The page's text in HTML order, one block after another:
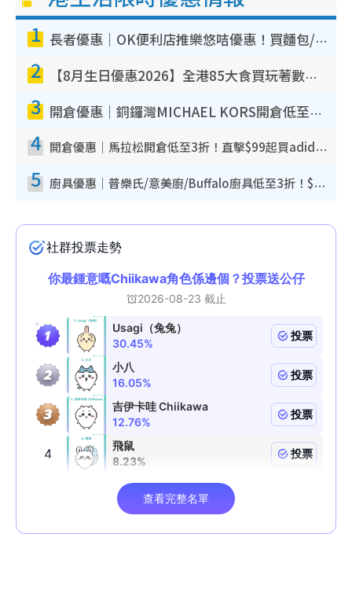
1 長者優惠｜OK便利店推樂悠咭優惠！買麵包/牛奶/保健品拍卡即減
2 【8月生日優惠2026】全港85大食買玩著數攻略 自助餐/火鍋放題同行免費＋誠品/DONKI送現金券
3 開倉優惠｜銅鑼灣MICHAEL KORS開倉低至17折！直擊$500起買手袋/銀包/鞋款 必買經典Jet Set系列
4 開倉優惠｜馬拉松開倉低至3折！直擊$99起買adidas／New Balance／Puma鞋款 STANLEY保溫杯劈價至$119起
5 廚具優惠｜普樂氏/意美廚/Buffalo廚具低至3折！$89起買煎鍋／炒鑊／個人鍋 同場小家電激減至$99起